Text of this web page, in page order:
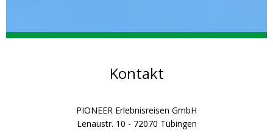
Kontakt
PIONEER Erlebnisreisen GmbH
Lenaustr. 10 - 72070 Tübingen